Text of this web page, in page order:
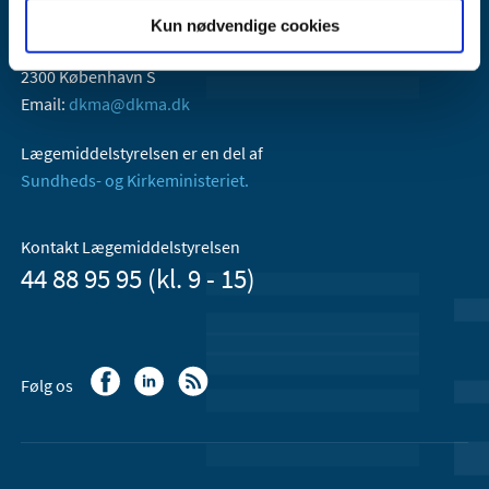
Kun nødvendige cookies
Lægemiddelstyrelsen
Axel Heides Gade 1
2300 København S
Email: dkma@dkma.dk
Lægemiddelstyrelsen er en del af
Sundheds- og Kirkeministeriet.
Kontakt Lægemiddelstyrelsen
44 88 95 95 (kl. 9 - 15)
Følg os